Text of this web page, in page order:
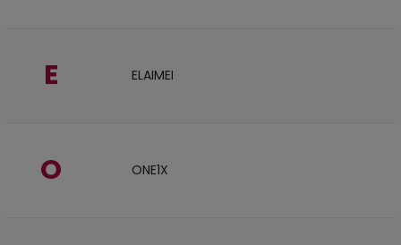
E ELAIMEI
O ONE1X